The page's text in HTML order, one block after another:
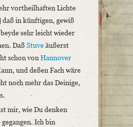
vortheilhaften Lichte
in künftigen, gewiß
sehr leicht wieder
Daß Stuveäußerst
schon vonHannover
und deßen Fach wäre
noch mehr das Deinige,
mir, wie Du denken
Ich bin